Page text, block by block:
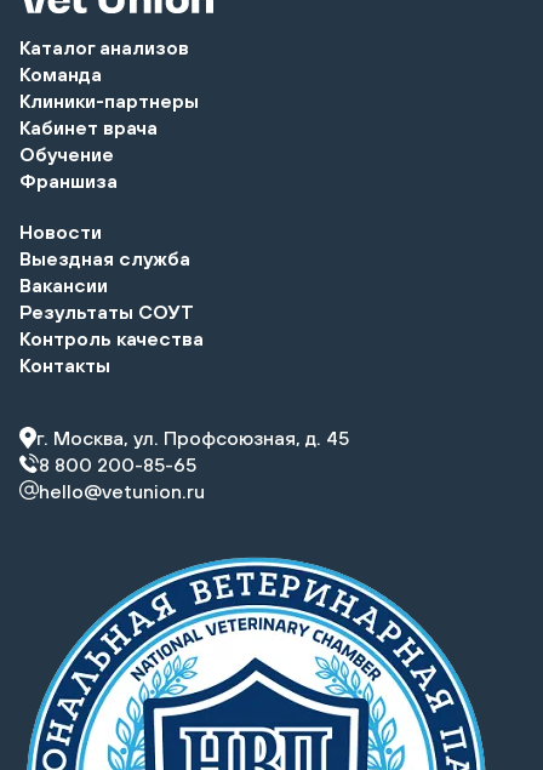
Каталог анализов
Команда
Клиники-партнеры
Кабинет врача
Обучение
Франшиза
Новости
Выездная служба
Вакансии
Результаты СОУТ
Контроль качества
Контакты
г. Москва, ул. Профсоюзная, д. 45
8 800 200-85-65
hello@vetunion.ru